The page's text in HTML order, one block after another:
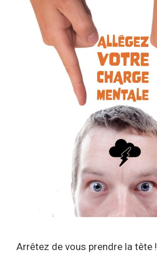
Arrêtez de vous prendre la tête !